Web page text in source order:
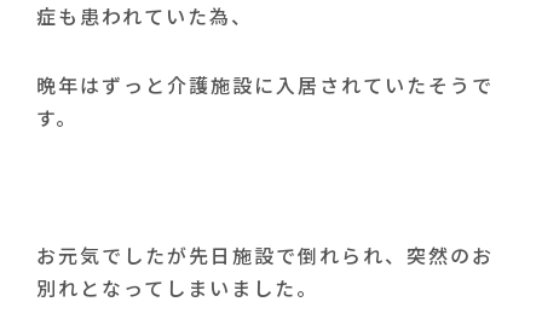
症も患われていた為、
晩年はずっと介護施設に入居されていたそうで
す。
お元気でしたが先日施設で倒れられ、突然のお
別れとなってしまいました。